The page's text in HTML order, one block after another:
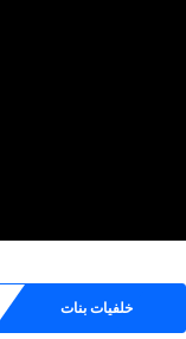
خلفيات بنات